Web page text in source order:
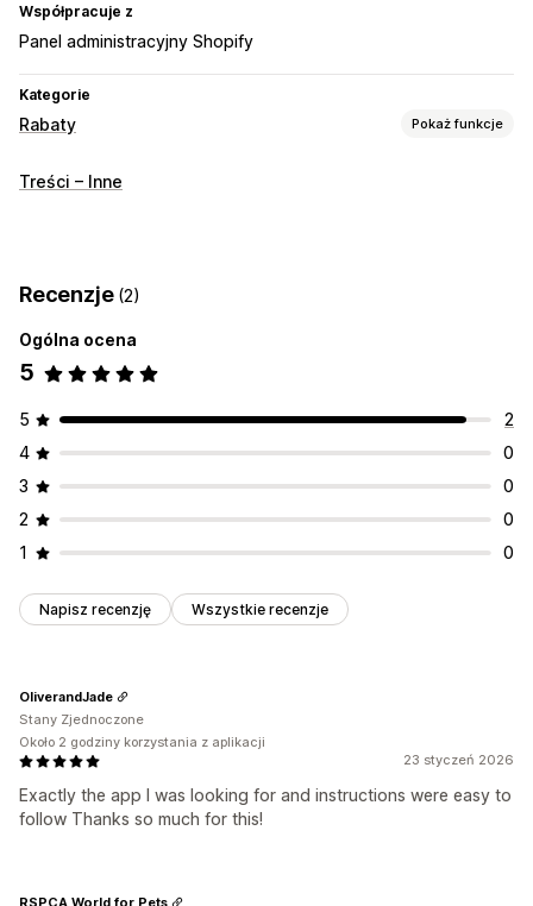
Współpracuje z
Panel administracyjny Shopify
Kategorie
Rabaty Pokaż funkcje
Rodzaje rabatów
Treści – Inne
Recenzje (2)
Ogólna ocena
5
5
2
4
0
3
0
2
0
1
0
Napisz recenzję Wszystkie recenzje
23 styczeń 2026
Exactly the app I was looking for and instructions were easy to
follow Thanks so much for this!
OliverandJade
Stany Zjednoczone
Około 2 godziny korzystania z aplikacji
RSPCA World for Pets